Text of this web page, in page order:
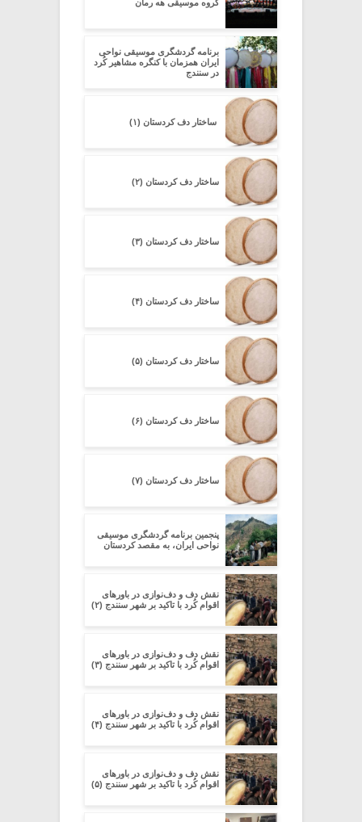
گروه موسیقی هه رمان
برنامه گردشگری موسیقی نواحی
ایران همزمان با کنگره مشاهیر کُرد
در سنندج
ساختار دف کردستان (۱)
ساختار دف کردستان (۲)
ساختار دف کردستان (۳)
ساختار دف کردستان (۴)
ساختار دف کردستان (۵)
ساختار دف کردستان (۶)
ساختار دف کردستان (۷)
پنجمین برنامه گردشگری موسیقی
نواحی ایران، به مقصد کردستان
نقش دف و دف‌نوازی در باورهای
اقوام کُرد با تاکید بر شهر سنندج (۲)
نقش دف و دف‌نوازی در باورهای
اقوام کُرد با تاکید بر شهر سنندج (۳)
نقش دف و دف‌نوازی در باورهای
اقوام کُرد با تاکید بر شهر سنندج (۴)
نقش دف و دف‌نوازی در باورهای
اقوام کُرد با تاکید بر شهر سنندج (۵)